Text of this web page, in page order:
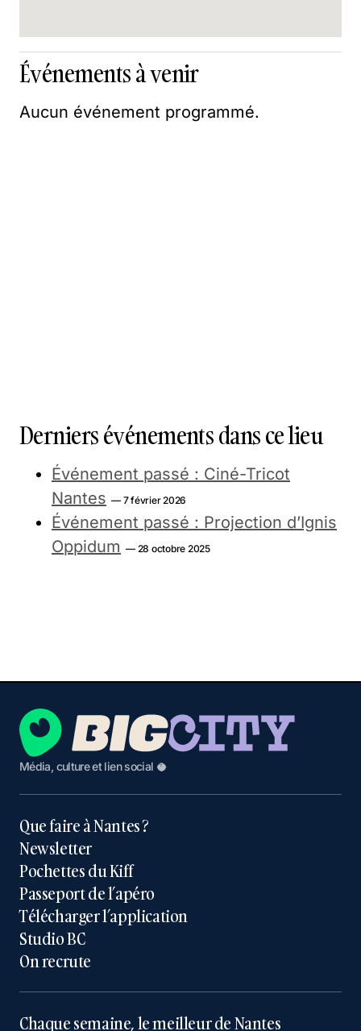
Événements à venir
Aucun événement programmé.
Derniers événements dans ce lieu
Événement passé : Ciné-Tricot
Nantes — 7 février 2026
Événement passé : Projection d’Ignis
Oppidum — 28 octobre 2025
Média, culture et lien social 🥥
Que faire à Nantes ?
Newsletter
Pochettes du Kiff
Passeport de l’apéro
Télécharger l’application
Studio BC
On recrute
Chaque semaine, le meilleur de Nantes